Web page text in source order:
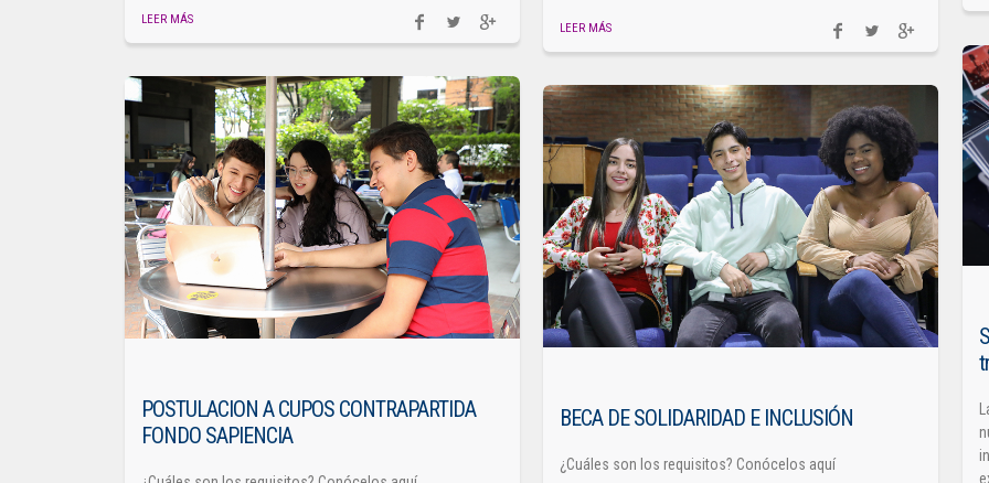
LEER MÁS
LEER MÁS
POSTULACION A CUPOS CONTRAPARTIDA
FONDO SAPIENCIA
BECA DE SOLIDARIDAD E INCLUSIÓN
¿Cuáles son los requisitos? Conócelos aquí